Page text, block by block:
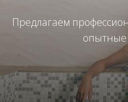
Предлагаем
опытные